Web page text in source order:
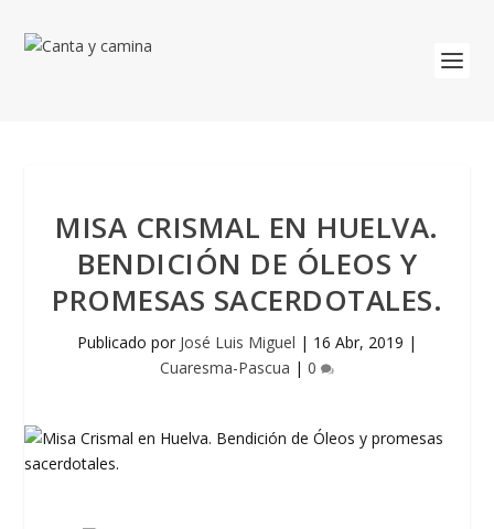
MISA CRISMAL EN HUELVA.
BENDICIÓN DE ÓLEOS Y
PROMESAS SACERDOTALES.
Publicado por José Luis Miguel | 16 Abr, 2019 |
Cuaresma-Pascua | 0